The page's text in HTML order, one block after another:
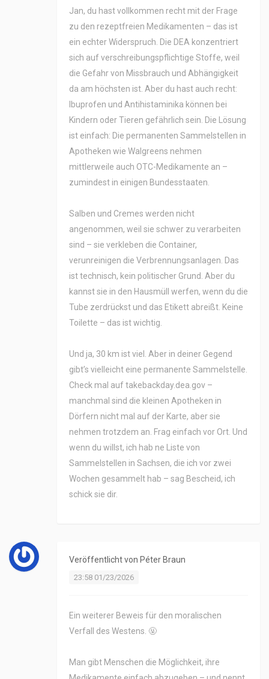
Jan, du hast vollkommen recht mit der Frage
zu den rezeptfreien Medikamenten – das ist
ein echter Widerspruch. Die DEA konzentriert
sich auf verschreibungspflichtige Stoffe, weil
die Gefahr von Missbrauch und Abhängigkeit
da am höchsten ist. Aber du hast auch recht:
Ibuprofen und Antihistaminika können bei
Kindern oder Tieren gefährlich sein. Die Lösung
ist einfach: Die permanenten Sammelstellen in
Apotheken wie Walgreens nehmen
mittlerweile auch OTC-Medikamente an –
zumindest in einigen Bundesstaaten.
Salben und Cremes werden nicht
angenommen, weil sie schwer zu verarbeiten
sind – sie verkleben die Container,
verunreinigen die Verbrennungsanlagen. Das
ist technisch, kein politischer Grund. Aber du
kannst sie in den Hausmüll werfen, wenn du die
Tube zerdrückst und das Etikett abreißt. Keine
Toilette – das ist wichtig.
Und ja, 30 km ist viel. Aber in deiner Gegend
gibt’s vielleicht eine permanente Sammelstelle.
Check mal auf takebackday.dea.gov –
manchmal sind die kleinen Apotheken in
Dörfern nicht mal auf der Karte, aber sie
nehmen trotzdem an. Frag einfach vor Ort. Und
wenn du willst, ich hab ne Liste von
Sammelstellen in Sachsen, die ich vor zwei
Wochen gesammelt hab – sag Bescheid, ich
schick sie dir.
Veröffentlicht von Péter Braun
23:58 01/23/2026
Ein weiterer Beweis für den moralischen
Verfall des Westens. 🤬
Man gibt Menschen die Möglichkeit, ihre